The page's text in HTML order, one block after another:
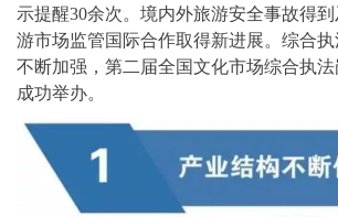
示提醒30余次。境内外旅游安全事故得
游市场监管国际合作取得新进展。综合
不断加强，第二届全国文化市场综合执
成功举办。